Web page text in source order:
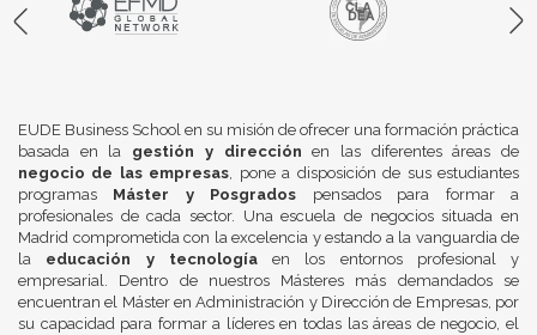
EUDE Business School en su misión de ofrecer una formación práctica
basada en la gestión y dirección en las diferentes áreas de
negocio de las empresas, pone a disposición de sus estudiantes
programas Máster y Posgrados pensados para formar a
profesionales de cada sector. Una escuela de negocios situada en
Madrid comprometida con la excelencia y estando a la vanguardia de
la educación y tecnologíaen los entornos profesional y
empresarial. Dentro de nuestros Másteres más demandados se
encuentran el Máster en Administración y Dirección de Empresas, por
su capacidad para formar a líderes en todas las áreas de negocio, el